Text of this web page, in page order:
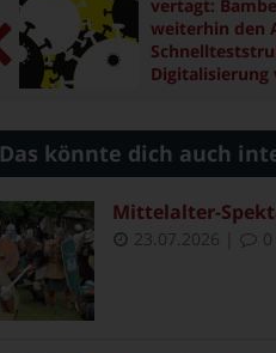
vertagt:
weiterhin den
Digitalisierung
Das könnte dich auch
Mittelalter-
23.07.2026 0